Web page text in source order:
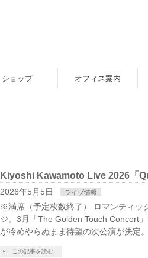
ショップ オフィス案内
Kiyoshi Kawamoto Live 2026「
2026年5月5日 ライブ情報
※満席（予定枚数終了） ロマンティッ
ジ。3月「The Golden Touch Concert
が冷めやらぬまま待望の次公演が決定
この記事を読む